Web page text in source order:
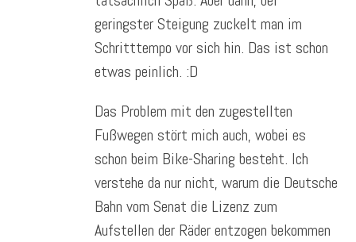
geringster Steigung zuckelt man im
Schritttempo vor sich hin. Das ist schon
etwas peinlich. :D
Das Problem mit den zugestellten
Fußwegen stört mich auch, wobei es
schon beim Bike-Sharing besteht. Ich
verstehe da nur nicht, warum die Deutsche
Bahn vom Senat die Lizenz zum
Aufstellen der Räder entzogen bekommen